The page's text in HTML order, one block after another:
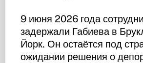
9 июня 2026 года
задержали Габиева в
Йорк. Он остаётся под
ожидании решения о